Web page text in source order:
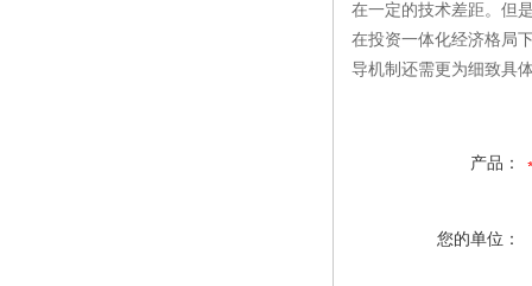
在一定的技术差距。但
在投资一体化经济格局
导机制还需更为细致具
产品：
您的单位：